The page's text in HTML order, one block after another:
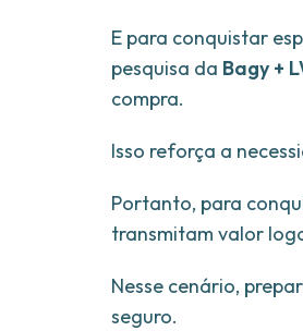
E para conquistar
pesquisa da Bagy +
compra.
Isso reforça a
Portanto, para
transmitam valor
Nesse cenário,
seguro.